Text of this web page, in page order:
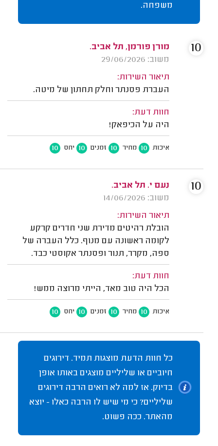
משפחה.
מורן פורמן, תל אביב.
משוב: 29/06/2026
תיאור השירות:
העברת פסנתר וחלק תחתון של מיטה.
חוות דעת:
היה על הכיפאק!
איכות 10 מחיר 10 זמנים 10 יחס 10
10
נעם י. תל אביב.
משוב: 14/06/2026
תיאור השירות:
הובלת רהיטים מדירת שני חדרים קרקע
לקומה ראשונה עם מנוף. כלל העברה של
ספה, מקרר, תנור ופסנתר אקוסטי כבד.
חוות דעת:
הכל היה טוב מאד, הייתי מרוצה ממש!
איכות 10 מחיר 10 זמנים 10 יחס 10
10
כל חוות הדעת מוצגות תמיד. דירוגים
חיוביים או שליליים מוצגים באותו אופן
בדיוק. אז למה לא רואים הרבה דירוגים
שליליים? כי מי שיש לו הרבה כאלו - יוצא
מהאתר. ככה פשוט.